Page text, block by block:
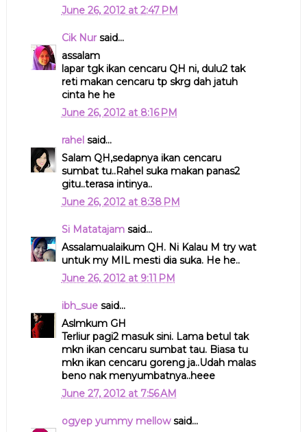
June 26, 2012 at 2:47 PM
Cik Nursaid...
assalam
lapar tgk ikan cencaru QH ni, dulu2 tak
reti makan cencaru tp skrg dah jatuh
cinta he he
June 26, 2012 at 8:16 PM
rahelsaid...
Salam QH,sedapnya ikan cencaru
sumbat tu..Rahel suka makan panas2
gitu..terasa intinya..
June 26, 2012 at 8:38 PM
Si Matatajamsaid...
Assalamualaikum QH. Ni Kalau M try wat
untuk my MIL mesti dia suka. He he..
June 26, 2012 at 9:11 PM
ibh_suesaid...
Aslmkum GH
Terliur pagi2 masuk sini. Lama betul tak
mkn ikan cencaru sumbat tau. Biasa tu
mkn ikan cencaru goreng ja..Udah malas
beno nak menyumbatnya..heee
June 27, 2012 at 7:56 AM
ogyep yummy mellowsaid...